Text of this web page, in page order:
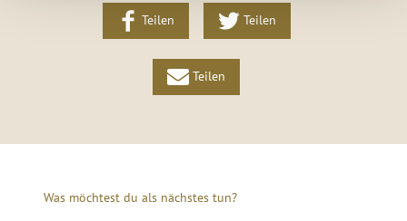
Teilen Teilen
Teilen
Was möchtest du als nächstes tun?